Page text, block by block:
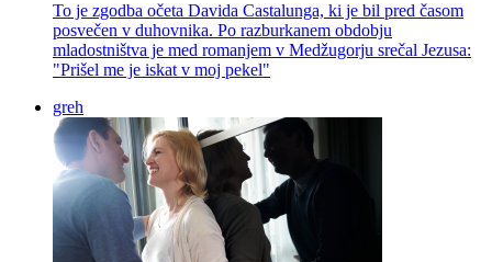
To je zgodba očeta Davida Castalunga, ki je bil pred časom
posvečen v duhovnika. Po razburkanem obdobju
mladostništva je med romanjem v Medžugorju srečal Jezusa:
"Prišel me je iskat v moj pekel"
greh